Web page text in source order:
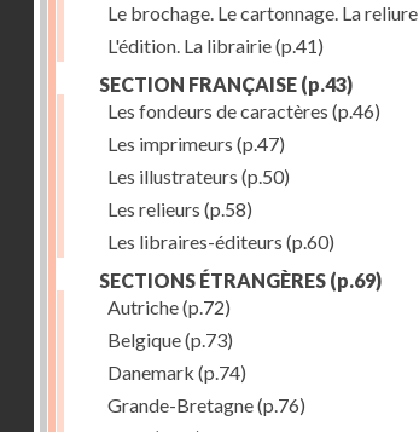
Le brochage. Le cartonnage. La reliure
L'édition. La librairie(p.41)
SECTION FRANÇAISE (p.43)
Les fondeurs de caractères (p.46)
Les imprimeurs (p.47)
Les illustrateurs (p.50)
Les relieurs (p.58)
Les libraires-éditeurs (p.60)
SECTIONS ÉTRANGÈRES (p.69)
Autriche(p.72)
Belgique(p.73)
Danemark (p.74)
Grande-Bretagne(p.76)